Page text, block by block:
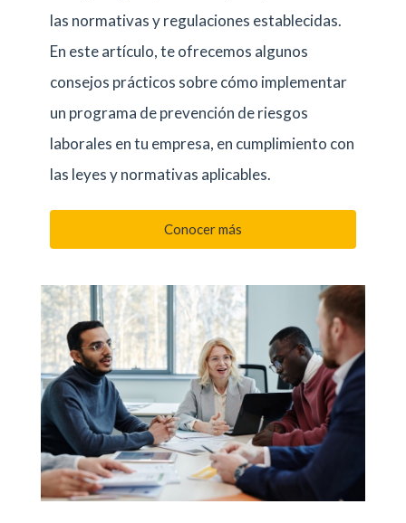
las normativas y regulaciones establecidas.
En este artículo, te ofrecemos algunos
consejos prácticos sobre cómo implementar
un programa de prevención de riesgos
laborales en tu empresa, en cumplimiento con
las leyes y normativas aplicables.
Conocer más